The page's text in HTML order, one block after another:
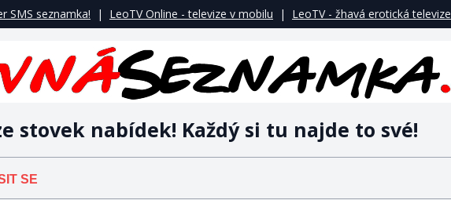
SMS seznamka! | LeoTV Online - televize v mobilu | LeoTV - žhavá erotická televize
stovek nabídek! Každý si tu najde to své!
SE